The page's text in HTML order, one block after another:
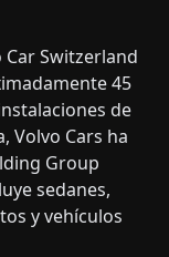
Car Switzerland
45
de
Volvo Cars ha
Group
sedanes,
y vehículos